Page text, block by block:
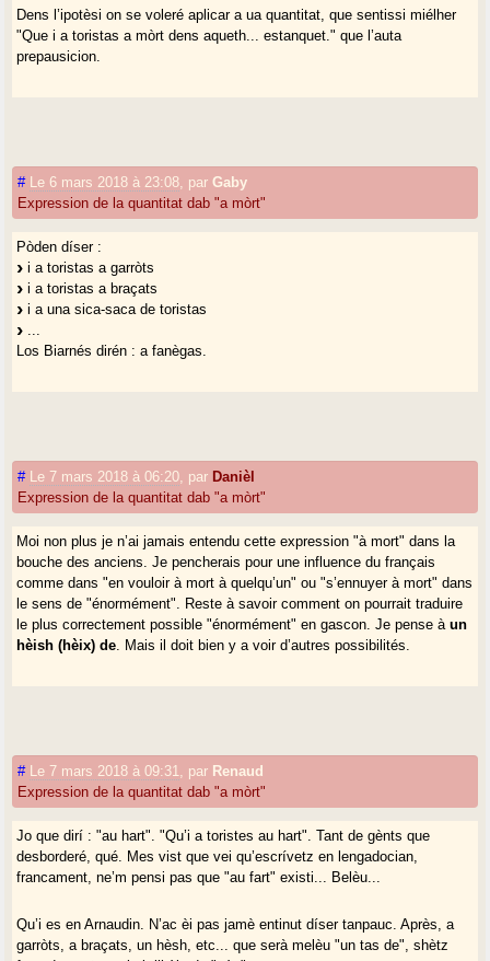
Dens l’ipotèsi on se voleré aplicar a ua quantitat, que sentissi miélher
"Que i a toristas a mòrt dens aqueth... estanquet." que l’auta
prepausicion.
# Le 6 mars 2018 à 23:08 parGaby
Expression de la quantitat dab "a mòrt"
Pòden díser :
i a toristas a garròts
i a toristas a braçats
i a una sica-saca de toristas
Los Biarnés dirén : a fanègas.
# Le 7 mars 2018 à 06:20 par Danièl
Expression de la quantitat dab "a mòrt"
Moi non plus je n’ai jamais entendu cette expression "à mort" dans la
bouche des anciens. Je pencherais pour une influence du français
comme dans "en vouloir à mort à quelqu’un" ou "s’ennuyer à mort" dans
le sens de "énormément". Reste à savoir comment on pourrait traduire
le plus correctement possible "énormément" en gascon. Je pense àun
hèish (hèix) de . Mais il doit bien y a voir d’autres possibilités.
# Le 7 mars 2018 à 09:31 par Renaud
Expression de la quantitat dab "a mòrt"
Jo que dirí : "au hart". "Qu’i a toristes au hart". Tant de gènts que
desborderé, qué. Mes vist que vei qu’escrívetz en lengadocian,
francament, ne’m pensi pas que "au fart" existi... Belèu...
Qu’i es en Arnaudin. N’ac èi pas jamè entinut díser tanpauc. Après, a
garròts, a braçats, un hèsh, etc... que serà melèu "un tas de", shètz